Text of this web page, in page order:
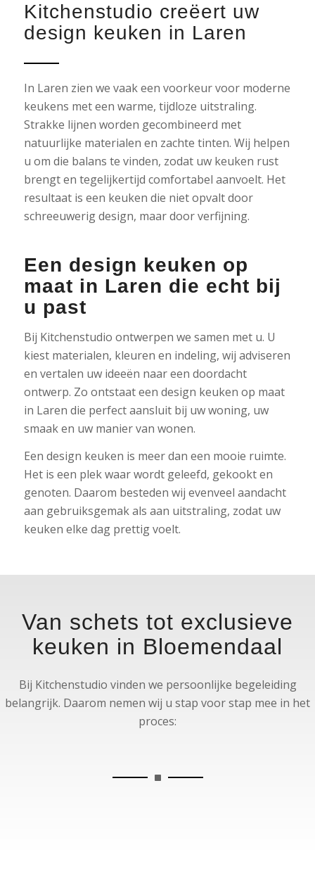
Kitchenstudio creëert uw
design keuken in Laren
In Laren zien we vaak een voorkeur voor moderne
keukens met een warme, tijdloze uitstraling.
Strakke lijnen worden gecombineerd met
natuurlijke materialen en zachte tinten. Wij helpen
u om die balans te vinden, zodat uw keuken rust
brengt en tegelijkertijd comfortabel aanvoelt. Het
resultaat is een keuken die niet opvalt door
schreeuwerig design, maar door verfijning.
Een design keuken op
maat in Laren die echt bij
u past
Bij Kitchenstudio ontwerpen we samen met u. U
kiest materialen, kleuren en indeling, wij adviseren
en vertalen uw ideeën naar een doordacht
ontwerp. Zo ontstaat een design keuken op maat
in Laren die perfect aansluit bij uw woning, uw
smaak en uw manier van wonen.
Een design keuken is meer dan een mooie ruimte.
Het is een plek waar wordt geleefd, gekookt en
genoten. Daarom besteden wij evenveel aandacht
aan gebruiksgemak als aan uitstraling, zodat uw
keuken elke dag prettig voelt.
Van schets tot exclusieve
keuken in Bloemendaal
Bij Kitchenstudio vinden we persoonlijke begeleiding
belangrijk. Daarom nemen wij u stap voor stap mee in het
proces: